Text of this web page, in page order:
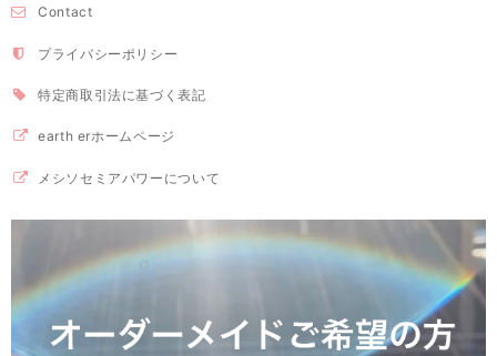
Contact
プライバシーポリシー
特定商取引法に基づく表記
earth erホームページ
メシソセミアパワーについて